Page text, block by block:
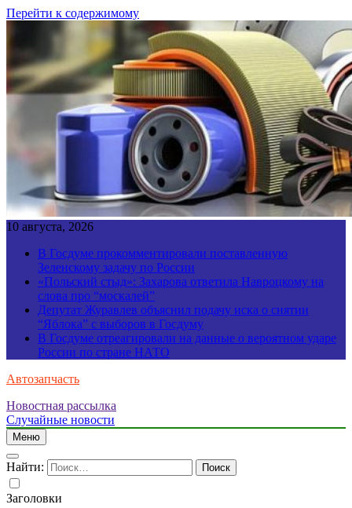
Перейти к содержимому
10 августа, 2026
В Госдуме прокомментировали поставленную
Зеленскому задачу по России
«Польский стыд»: Захарова ответила Навроцкому на
слова про “москалей”
Депутат Журавлев объяснил подачу иска о снятии
“Яблока” с выборов в Госдуму
В Госдуме отреагировали на данные о вероятном ударе
России по стране НАТО
Автозапчасть
Новостная рассылка
Случайные новости
Меню
Найти:
Заголовки